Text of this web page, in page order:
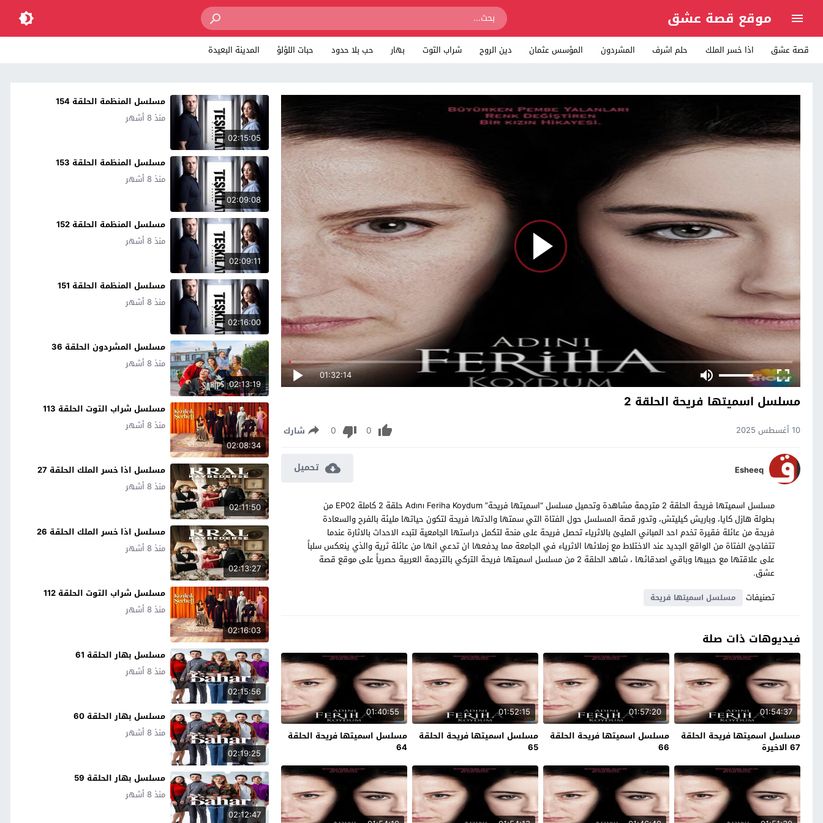
موقع قصة عشق
قصة عشق اذا خسر الملك حلم اشرف المشردون المؤسس عثمان دين الروح شراب التوت بهار حب بلا حدود حبات اللؤلؤ المدينة البعيدة
01:32:14
مسلسل اسميتها فريحة الحلقة 2
10 أغسطس 2025 0
0 شارك
Esheeq تحميل
مسلسل اسميتها فريحة الحلقة 2 مترجمة مشاهدة وتحميل مسلسل “اسميتها فريحة” Adını Feriha Koydum حلقة 2 كاملة EP02 من
بطولة هازل كايا، وباريش كيليتش، وتدور قصة المسلسل حول الفتاة التي سمتها والدتها فريحة لتكون حياتها مليئة بالفرح والسعادة
فريحة من عائلة فقيرة تخدم احد المباني المليئ بالاثرياء تحصل فريحة على منحة لتكمل دراستها الجامعية لتبدء الاحداث بالاثارة عندما
تتفاجئ الفتاة من الواقع الجديد عند الاختلاط مع زملائها الاثرياء في الجامعة مما يدفعها ان تدعي انها من عائلة ثرية والذي ينعكس سلباً
على علاقتها مع حبيبها وباقي اصدقائها ، شاهد الحلقة 2 من مسلسل اسميتها فريحة التركي بالترجمة العربية حصرياً على موقع قصة
عشق.
تصنيفات
مسلسل اسميتها فريحة
فيديوهات ذات صلة
01:54:37
مسلسل اسميتها فريحة الحلقة
67 الاخيرة
01:57:20
مسلسل اسميتها فريحة الحلقة
66
01:52:15
مسلسل اسميتها فريحة الحلقة
65
01:40:55
مسلسل اسميتها فريحة الحلقة
64
02:15:05
مسلسل المنظمة الحلقة 154
منذ 8 أشهر
02:09:08
مسلسل المنظمة الحلقة 153
منذ 8 أشهر
02:09:11
مسلسل المنظمة الحلقة 152
منذ 8 أشهر
02:16:00
مسلسل المنظمة الحلقة 151
منذ 8 أشهر
02:13:19
مسلسل المشردون الحلقة 36
منذ 8 أشهر
02:08:34
مسلسل شراب التوت الحلقة 113
منذ 8 أشهر
02:11:50
مسلسل اذا خسر الملك الحلقة 27
منذ 8 أشهر
02:13:27
مسلسل اذا خسر الملك الحلقة 26
منذ 8 أشهر
02:16:03
مسلسل شراب التوت الحلقة 112
منذ 8 أشهر
02:15:56
مسلسل بهار الحلقة 61
منذ 8 أشهر
02:19:25
مسلسل بهار الحلقة 60
منذ 8 أشهر
02:12:47
مسلسل بهار الحلقة 59
منذ 8 أشهر